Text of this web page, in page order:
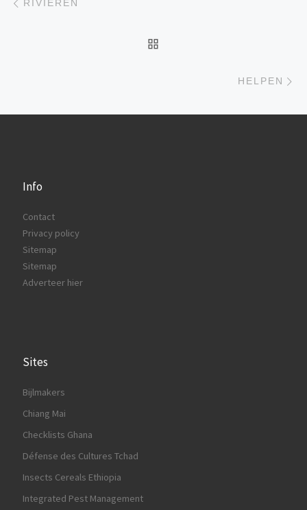
RIVIEREN
HELPEN
Info
Contact
Privacy policy
Sitemap
Sitemap
Adverteer hier
Sites
Bijlmakers
Chiang Mai
Checklists Ghana
Défense des Cultures Tchad
Insects Cereals Ethiopia
Integrated Pest Management